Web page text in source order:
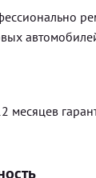
месяцев